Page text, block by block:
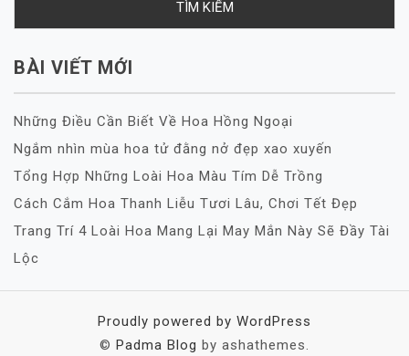
BÀI VIẾT MỚI
Những Điều Cần Biết Về Hoa Hồng Ngoại
Ngắm nhìn mùa hoa tử đằng nở đẹp xao xuyến
Tổng Hợp Những Loài Hoa Màu Tím Dễ Trồng
Cách Cắm Hoa Thanh Liễu Tươi Lâu, Chơi Tết Đẹp
Trang Trí 4 Loài Hoa Mang Lại May Mắn Này Sẽ Đầy Tài
Lộc
Proudly powered by WordPress
© Padma Blog by ashathemes.